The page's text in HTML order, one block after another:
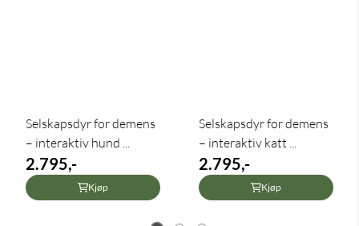
Selskapsdyr for demens
– interaktiv hund ...
2.795,-
Kjøp
Selskapsdyr for demens
– interaktiv katt ...
2.795,-
Kjøp